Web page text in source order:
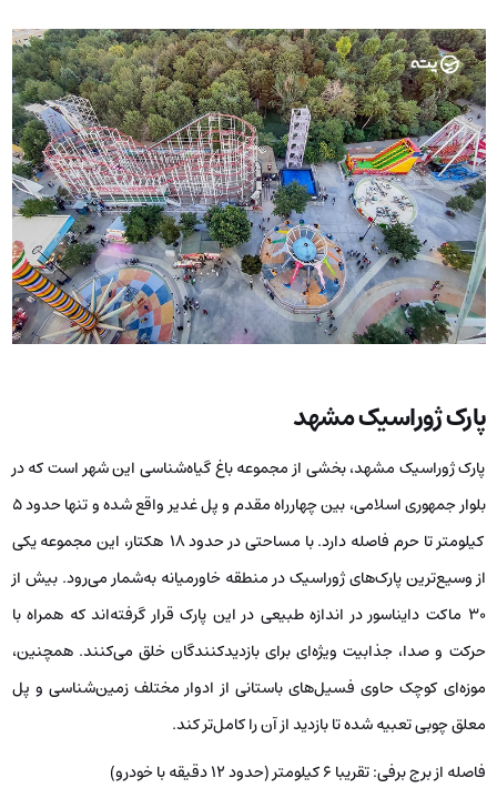
پارک ژوراسیک مشهد
پارک ژوراسیک مشهد، بخشی از مجموعه باغ گیاه‌شناسی این شهر است که در
بلوار جمهوری اسلامی، بین چهارراه مقدم و پل غدیر واقع شده و تنها حدود ۵
کیلومتر تا حرم فاصله دارد. با مساحتی در حدود ۱۸ هکتار، این مجموعه یکی
از وسیع‌ترین پارک‌های ژوراسیک در منطقه خاورمیانه به‌شمار می‌رود. بیش از
۳۰ ماکت دایناسور در اندازه طبیعی در این پارک قرار گرفته‌اند که همراه با
حرکت و صدا، جذابیت ویژه‌ای برای بازدیدکنندگان خلق می‌کنند. همچنین،
موزه‌ای کوچک حاوی فسیل‌های باستانی از ادوار مختلف زمین‌شناسی و پل
معلق چوبی تعبیه شده تا بازدید از آن را کامل‌تر کند.
فاصله از برج برفی: تقریبا ۶ کیلومتر (حدود 12 دقیقه با خودرو)